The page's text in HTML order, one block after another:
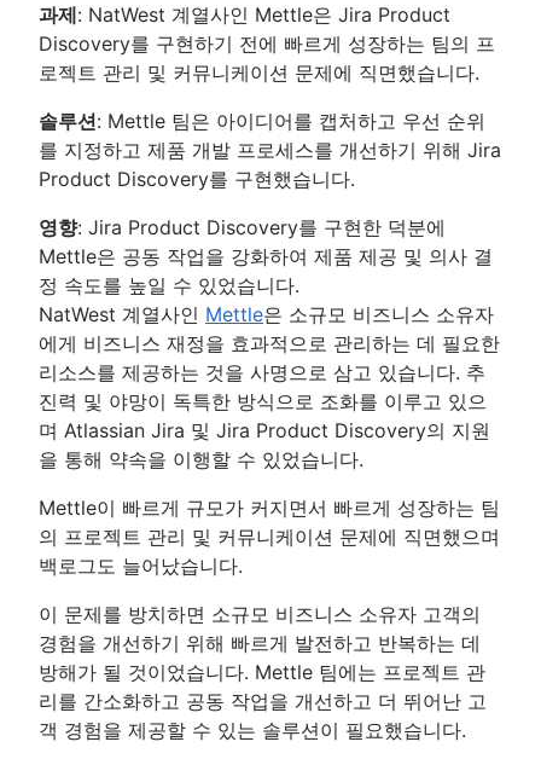
과제: NatWest 계열사인 Mettle은 Jira Product
Discovery를 구현하기 전에 빠르게 성장하는 팀의 프
로젝트 관리 및 커뮤니케이션 문제에 직면했습니다.
솔루션: Mettle 팀은 아이디어를 캡처하고 우선 순위
를 지정하고 제품 개발 프로세스를 개선하기 위해 Jira
Product Discovery를 구현했습니다.
영향: Jira Product Discovery를 구현한 덕분에
Mettle은 공동 작업을 강화하여 제품 제공 및 의사 결
정 속도를 높일 수 있었습니다.
NatWest 계열사인 Mettle은 소규모 비즈니스 소유자
에게 비즈니스 재정을 효과적으로 관리하는 데 필요한
리소스를 제공하는 것을 사명으로 삼고 있습니다. 추
진력 및 야망이 독특한 방식으로 조화를 이루고 있으
며 Atlassian Jira 및 Jira Product Discovery의 지원
을 통해 약속을 이행할 수 있었습니다.
Mettle이 빠르게 규모가 커지면서 빠르게 성장하는 팀
의 프로젝트 관리 및 커뮤니케이션 문제에 직면했으며
백로그도 늘어났습니다.
이 문제를 방치하면 소규모 비즈니스 소유자 고객의
경험을 개선하기 위해 빠르게 발전하고 반복하는 데
방해가 될 것이었습니다. Mettle 팀에는 프로젝트 관
리를 간소화하고 공동 작업을 개선하고 더 뛰어난 고
객 경험을 제공할 수 있는 솔루션이 필요했습니다.